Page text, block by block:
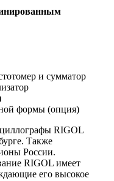
и сумматор
формы (опция)
RIGOL
Также
России.
RIGOL имеет
его высокое